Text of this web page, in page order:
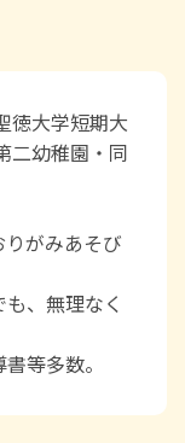
徳大学短期大
二幼稚園・同
がみあそび
、無理なく
等多数。